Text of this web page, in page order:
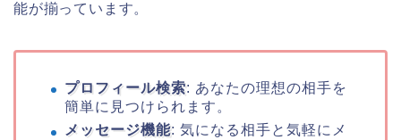
能が揃っています。
プロフィール検索: あなたの理想の相手を
簡単に見つけられます。
メッセージ機能: 気になる相手と気軽にメ